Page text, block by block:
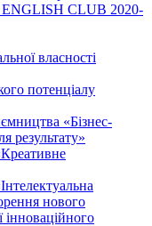
CLUB 2020-
власності
потенціалу
«Бізнес-
результату»
нового
інноваційного